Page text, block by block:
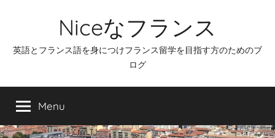
Niceなフランス
英語とフランス語を身につけフランス留学を目指す方のためのブ
ログ
Menu